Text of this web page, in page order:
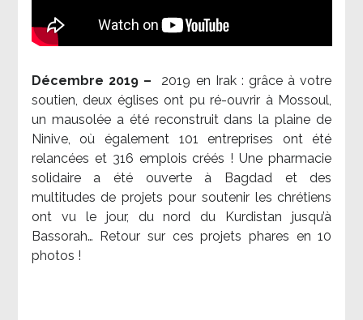
Décembre 2019 – 2019 en Irak : grâce à votre
soutien, deux églises ont pu ré-ouvrir à Mossoul,
un mausolée a été reconstruit dans la plaine de
Ninive, où également 101 entreprises ont été
relancées et 316 emplois créés ! Une pharmacie
solidaire a été ouverte à Bagdad et des
multitudes de projets pour soutenir les chrétiens
ont vu le jour, du nord du Kurdistan jusqu’à
Bassorah… Retour sur ces projets phares en 10
photos !